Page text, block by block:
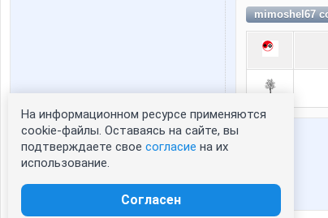
Статистика портрета:
сейчас просматривают портрет - 0
зарегистрированные пользователи
mimoshel67
На информационном ресурсе применяются
cookie-файлы. Оставаясь на сайте, вы
подтверждаете свое согласие на их
использование.
Согласен